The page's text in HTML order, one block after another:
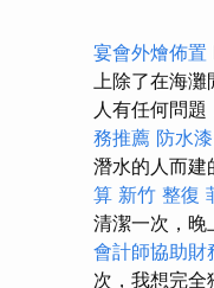
宴會外燴佈置
上除了在海
人有任何問題
務推薦 防水漆
潛水的人而
算 新竹 整復
清潔一次，晚
會計師協助財
次，我想完全